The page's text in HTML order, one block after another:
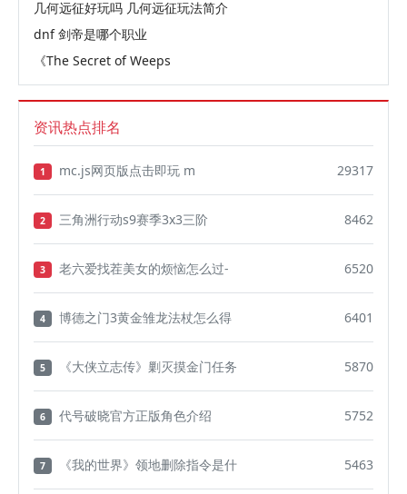
几何远征好玩吗 几何远征玩法简介
dnf 剑帝是哪个职业
《The Secret of Weeps
资讯热点排名
1 mc.js网页版点击即玩 m 29317
2 三角洲行动s9赛季3x3三阶 8462
3 老六爱找茬美女的烦恼怎么过- 6520
4 博德之门3黄金雏龙法杖怎么得 6401
5 《大侠立志传》剿灭摸金门任务 5870
6 代号破晓官方正版角色介绍 5752
7 《我的世界》领地删除指令是什 5463